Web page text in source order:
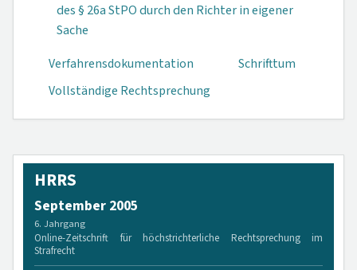
des § 26a StPO durch den Richter in eigener
Sache
Verfahrensdokumen­tation
Schrifttum
Vollständige Rechtsprechung
HRRS
September 2005
6. Jahrgang
Online-Zeitschrift für höchstrichterliche Rechtsprechung im
Strafrecht